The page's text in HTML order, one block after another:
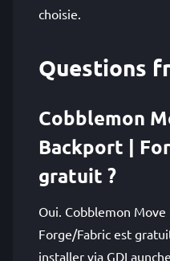
choisie.
Questions
Cobblemon
Backport |
gratuit ?
Oui. Cobblemon
Forge/Fabric est
installer via